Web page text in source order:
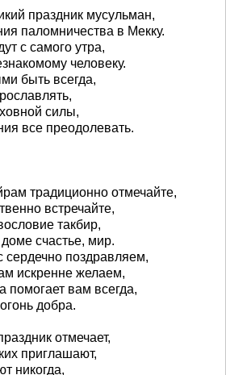
праздник мусульман,
паломничества в Мекку.
с самого утра,
человеку.
быть всегда,
силы,
все преодолевать.
традиционно отмечайте,
встречайте,
такбир,
счастье, мир.
поздравляем,
искренне желаем,
помогает вам всегда,
добра.
отмечает,
приглашают,
никогда,